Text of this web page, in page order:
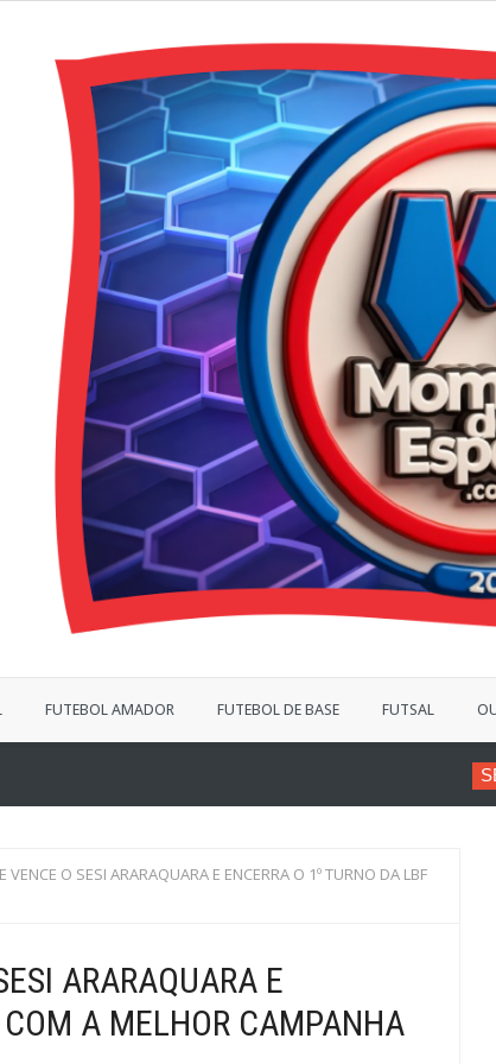
FUTEBOL AMADOR FUTEBOL DE BASE FUTSAL
VENCE O SESI ARARAQUARA E ENCERRA O 1º TURNO DA LBF
ARARAQUARA E
A MELHOR CAMPANHA